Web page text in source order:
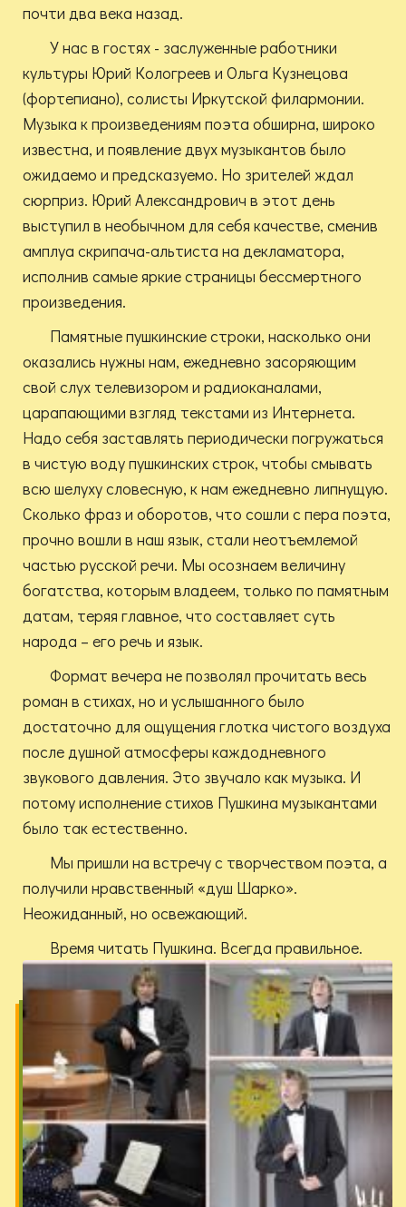
почти два века назад.
У нас в гостях - заслуженные работники
культуры Юрий Кологреев и Ольга Кузнецова
(фортепиано), солисты Иркутской филармонии.
Музыка к произведениям поэта обширна, широко
известна, и появление двух музыкантов было
ожидаемо и предсказуемо. Но зрителей ждал
сюрприз. Юрий Александрович в этот день
выступил в необычном для себя качестве, сменив
амплуа скрипача-альтиста на декламатора,
исполнив самые яркие страницы бессмертного
произведения.
Памятные пушкинские строки, насколько они
оказались нужны нам, ежедневно засоряющим
свой слух телевизором и радиоканалами,
царапающими взгляд текстами из Интернета.
Надо себя заставлять периодически погружаться
в чистую воду пушкинских строк, чтобы смывать
всю шелуху словесную, к нам ежедневно липнущую.
Сколько фраз и оборотов, что сошли с пера поэта,
прочно вошли в наш язык, стали неотъемлемой
частью русской речи. Мы осознаем величину
богатства, которым владеем, только по памятным
датам, теряя главное, что составляет суть
народа – его речь и язык.
Формат вечера не позволял прочитать весь
роман в стихах, но и услышанного было
достаточно для ощущения глотка чистого воздуха
после душной атмосферы каждодневного
звукового давления. Это звучало как музыка. И
потому исполнение стихов Пушкина музыкантами
было так естественно.
Мы пришли на встречу с творчеством поэта, а
получили нравственный «душ Шарко».
Неожиданный, но освежающий.
Время читать Пушкина. Всегда правильное.